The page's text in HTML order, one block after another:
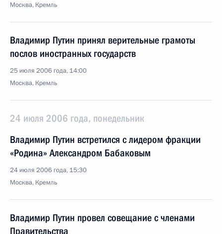
Москва, Кремль
Владимир Путин принял верительные грамоты
послов иностранных государств
25 июля 2006 года, 14:00
Москва, Кремль
24 июля 2006 года, понедельник
Владимир Путин встретился с лидером фракции
«Родина» Александром Бабаковым
24 июля 2006 года, 15:30
Москва, Кремль
Владимир Путин провел совещание с членами
Правительства